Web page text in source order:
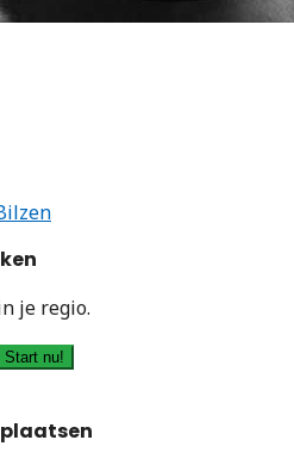
je regio.
Start nu!